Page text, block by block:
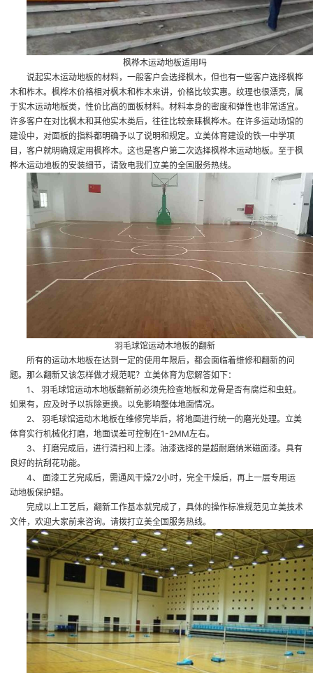
枫桦木运动地板适用吗
说起实木运动地板的材料，一般客户会选择枫木，但也有一些客户选择枫桦
木和柞木。枫桦木价格相对枫木和柞木来讲，价格比较实惠。纹理也很漂亮，属
于实木运动地板类，性价比高的面板材料。材料本身的密度和弹性也非常适宜。
许多客户在对比枫木和其他实木类后，往往比较亲睐枫桦木。在许多运动场馆的
建设中，对面板的指料都明确予以了说明和规定。立美体育建设的铁一中学项
目，客户就明确规定用枫桦木。这也是客户第二次选择枫桦木运动地板。至于枫
桦木运动地板的安装细节，请致电我们立美的全国服务热线。
羽毛球馆运动木地板的翻新
所有的运动木地板在达到一定的使用年限后，都会面临着维修和翻新的问
题。那么翻新又该怎样做才规范呢？立美体育为您解答如下：
1、 羽毛球馆运动木地板翻新前必须先检查地板和龙骨是否有腐烂和虫蛀。
如果有，应及时予以拆除更换。以免影响整体地面情况。
2、 羽毛球馆运动木地板在维修完毕后，将地面进行统一的磨光处理。立美
体育实行机械化打磨，地面误差可控制在1-2MM左右。
3、 打磨完成后，进行清扫和上漆。油漆选择的是超耐磨纳米磁面漆。具有
良好的抗刮花功能。
4、 面漆工艺完成后，需通风干燥72小时，完全干燥后，再上一层专用运
动地板保护蜡。
完成以上工艺后，翻新工作基本就完成了，具体的操作标准规范见立美技术
文件，欢迎大家前来咨询。请拨打立美全国服务热线。